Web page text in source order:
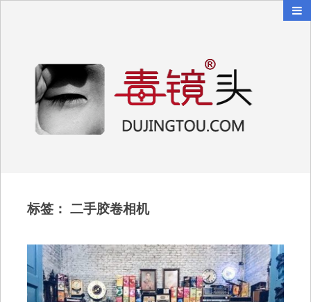
标签： 二手胶卷相机